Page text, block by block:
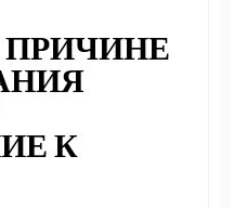
К